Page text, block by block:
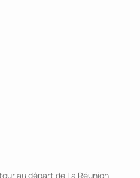
au départ de La Réunion